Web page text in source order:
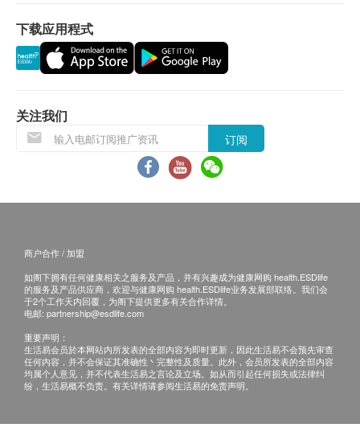
$2,000 Apple 礼品卡
间接胆红素
谷草先转太酵素
总碱性磷酸酶
肾功能
碳酸盐
甲状腺
甲状腺素
血液检查
血色素
单核细胞
疫。
HK$499.0
平片项目
*此项目不适用于观塘分店
HK$750.0
HK$ 998.0
肺部问题伸延检查(双人)
包括针对非小细胞肺癌及小细胞肺癌肿瘤标志物含量及X光肺
平片项目
*此项目不适用于观塘分店
HK$1,500.0
B超檢查 - 乳房 (双人)
HK$1,780.0
印本 (体检后3个月内)，将收取$150行政费。注
意：複印本报告未必完整。
客人需自行承担邮寄报告之风险。
撰写医生转介信，将作额外收费，价钱请向美邦查
询。
进行健康检查后，一般情况下，需大概14个工作天
化验项目所需时间或客人指明特定时段) 而有所延
长。
如客人选择收电子报告*，报告时间可加快至14个
工作天内出报告(包括超声波及心电图)，但个别报
告则不包括在内，例如基因检测或mRNA等。客人
在收取电子报告后，仍然可以透过电邮内的连结自
由选择电话讲解或面对面讲解。 *客人即使选择电
mRNA检查需21个工作天跟进检查报告。
下载应用程式
关注我们
订阅
商户合作 / 加盟
如阁下拥有任何健康相关之服务及产品，并有兴趣成为健康网购 health.ESDlife
的服务及产品供应商，欢迎与健康网购 health.ESDlife业务发展部联络。我们会
于2个工作天内回覆，为阁下提供更多有关合作详情。
电邮: partnership@esdlife.com
重要声明：
生活易会员於本网站内所发表的全部内容为即时更新，因此生活易不会预先审查
任何内容，并不会保证其准确性丶完整性及质量。此外，会员所发表的全部内容
均属个人意见，并不代表生活易之言论及立场。如从而引起任何损失或法律纠
纷，生活易概不负责。有关详情请参阅生活易的免责声明。